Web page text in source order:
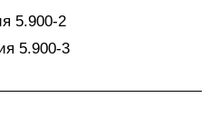
5.900-2
5.900-3